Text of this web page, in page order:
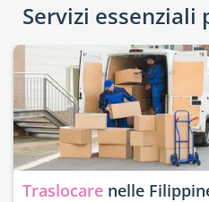
Servizi essenziali
Traslocare nelle